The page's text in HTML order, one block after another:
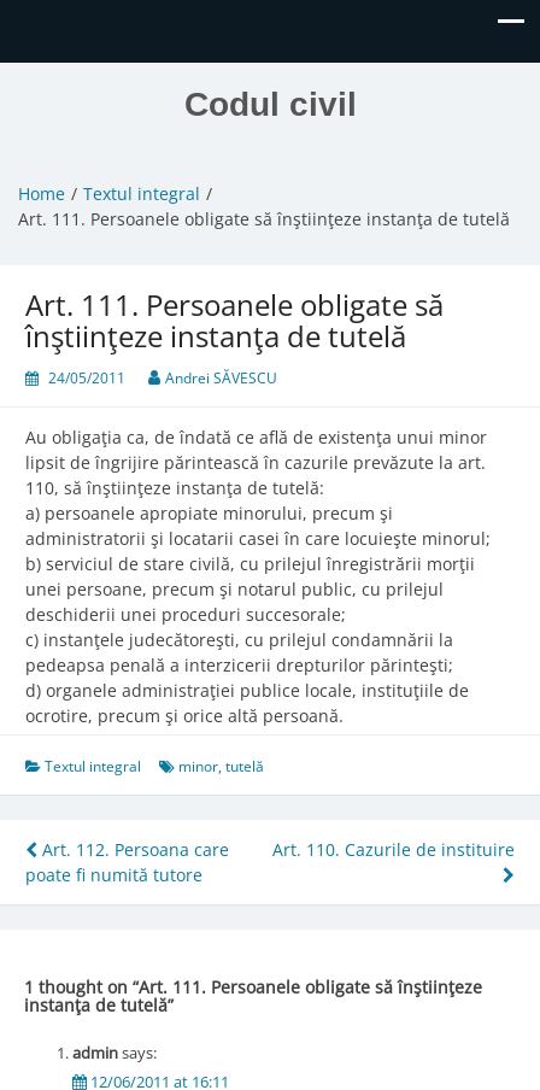
Codul civil
Home
Textul integral
Art. 111. Persoanele obligate să înştiinţeze instanţa de tutelă
Art. 111. Persoanele obligate să
înştiinţeze instanţa de tutelă
24/05/2011 Andrei SĂVESCU
Au obligaţia ca, de îndată ce află de existenţa unui minor
lipsit de îngrijire părintească în cazurile prevăzute la art.
110, să înştiinţeze instanţa de tutelă:
a) persoanele apropiate minorului, precum şi
administratorii şi locatarii casei în care locuieşte minorul;
b) serviciul de stare civilă, cu prilejul înregistrării morţii
unei persoane, precum şi notarul public, cu prilejul
deschiderii unei proceduri succesorale;
c) instanţele judecătoreşti, cu prilejul condamnării la
pedeapsa penală a interzicerii drepturilor părinteşti;
d) organele administraţiei publice locale, instituţiile de
ocrotire, precum şi orice altă persoană.
Textul integral minor,tutelă
Post
navigation
Art. 112. Persoana care
poate fi numită tutore
Art. 110. Cazurile de instituire
1 thought on “Art. 111. Persoanele obligate să înştiinţeze
instanţa de tutelă”
adminsays:
12/06/2011 at 16:11